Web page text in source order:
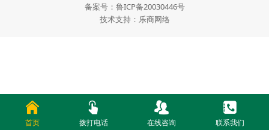
备案号： 鲁ICP备20030446号
技术支持： 乐商网络
首页 拨打电话 在线咨询 联系我们